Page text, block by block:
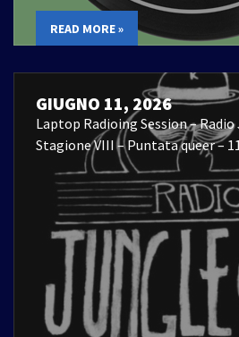
READ MORE »
GIUGNO 11, 2026
Laptop Radioing Session –
Stagione VIII – Puntata queer –